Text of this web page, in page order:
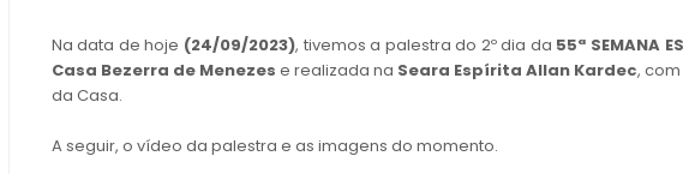
Na data de hoje (24/09/2023), tivemos a palestra do 2º dia da 55ª SEMANA
Casa Bezerra de Menezes e realizada na Seara Espírita Allan Kardec,
da Casa.
A seguir, o vídeo da palestra e as imagens do momento.